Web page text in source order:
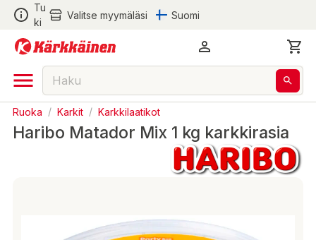
Tu
ki
Valitse myymäläsi Suomi
Ruoka / Karkit / Karkkilaatikot
Haribo Matador Mix 1 kg karkkirasia